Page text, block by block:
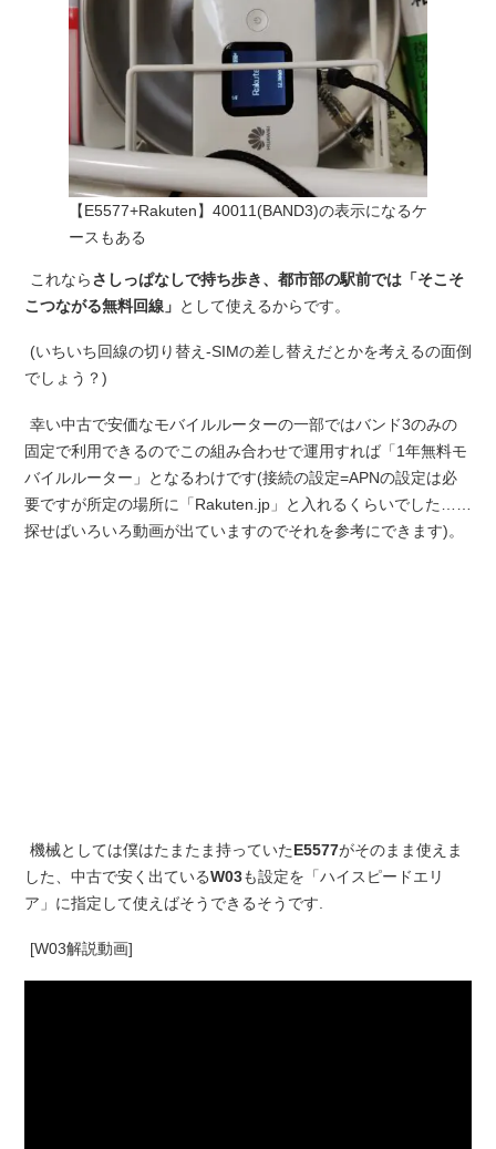
【E5577+Rakuten】40011(BAND3)の表示になるケ
ースもある
これならさしっぱなしで持ち歩き、都市部の駅前では「そこそ
こつながる無料回線」 として使えるからです。
(いちいち回線の切り替え-SIMの差し替えだとかを考えるの面倒
でしょう？)
幸い中古で安価なモバイルルーターの一部ではバンド3のみの
固定で利用できるのでこの組み合わせで運用すれば「1年無料モ
バイルルーター」となるわけです(接続の設定=APNの設定は必
要ですが所定の場所に「Rakuten.jp」と入れるくらいでした……
探せばいろいろ動画が出ていますのでそれを参考にできます)。
機械としては僕はたまたま持っていたE5577がそのまま使えま
した、中古で安く出ているW03も設定を「ハイスピードエリ
ア」に指定して使えばそうできるそうです.
[W03解説動画]